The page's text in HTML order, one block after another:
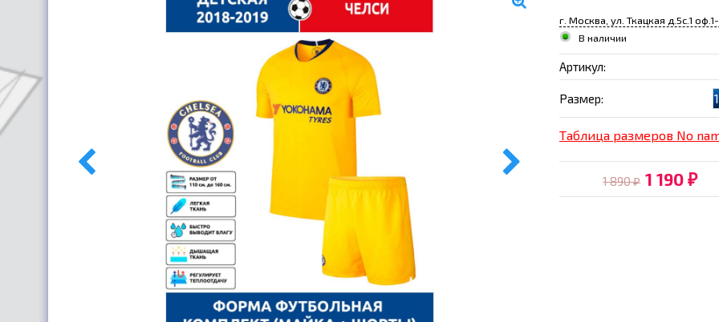
г. Москва, ул. Ткацкая д.5с.1
В наличии
Артикул:
Размер:
Таблица размеров No
1 890₽ 1 190₽